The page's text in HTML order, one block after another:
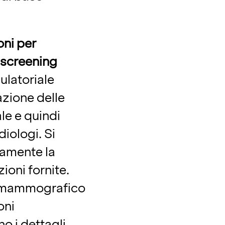
per
delle
e quindi
Si
la
fornite.